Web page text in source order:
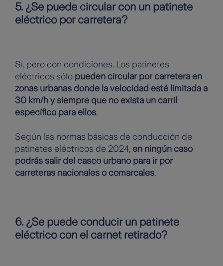
5. ¿Se puede circular con un patinete
eléctrico por carretera?
Sí, pero con condiciones. Los patinetes
eléctricos sólo pueden circular por carretera en
zonas urbanas donde la velocidad esté limitada a
30 km/h y siempre que no exista un carril
específico para ellos.
Según las normas básicas de conducción de
patinetes eléctricos de 2024, en ningún caso
podrás salir del casco urbano para ir por
carreteras nacionales o comarcales.
6. ¿Se puede conducir un patinete
eléctrico con el carnet retirado?